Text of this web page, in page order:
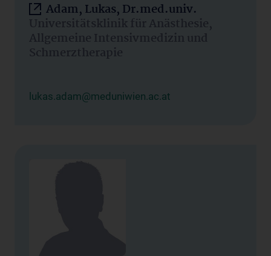
Adam, Lukas, Dr.med.univ.
Universitätsklinik für Anästhesie,
Allgemeine Intensivmedizin und
Schmerztherapie
lukas.adam@meduniwien.ac.at